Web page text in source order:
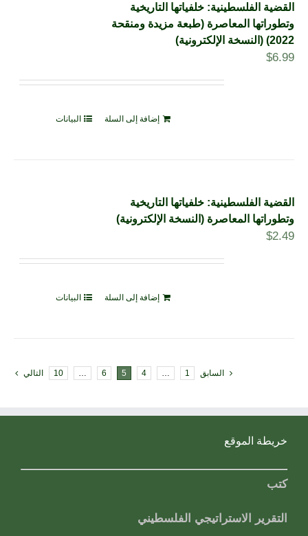
القضية الفلسطينية: خلفياتها التاريخية
وتطوراتها المعاصرة (طبعة مزيدة ومنقحة
2022) (النسخة الإلكترونية)
$6.99
إضافة إلى السلة البيانات
القضية الفلسطينية: خلفياتها التاريخية
وتطوراتها المعاصرة (النسخة الإلكترونية)
$2.49
إضافة إلى السلة البيانات
السابق 1
…
4
5
6
…
10 التالي
خريطة الموقع
كتب
التقرير الاستراتيجي الفلسطيني